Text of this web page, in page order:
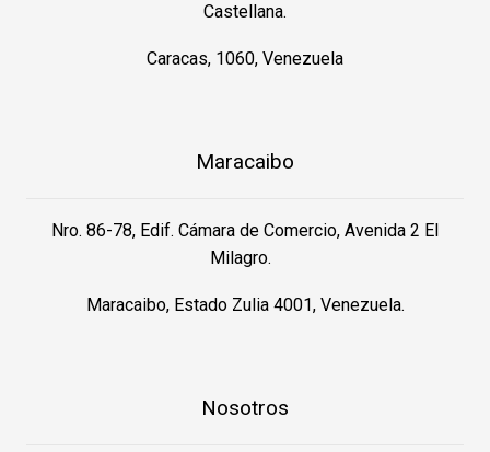
Castellana.
Caracas, 1060, Venezuela
Maracaibo
Nro. 86-78, Edif. Cámara de Comercio, Avenida 2 El
Milagro.
Maracaibo, Estado Zulia 4001, Venezuela.
Nosotros